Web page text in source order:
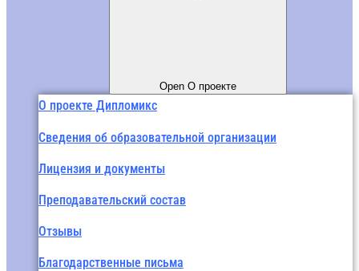
Open О проекте
О проекте Дипломикс
Сведения об образовательной организации
Лицензия и документы
Преподавательский состав
Отзывы
Благодарственные письма